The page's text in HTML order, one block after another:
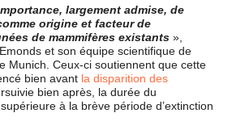
largement admise, de
origine et facteur de
de mammifères existants »,
et son équipe scientifique de
Munich. Ceux-ci soutiennent que cette
bien avant la disparition des
bien après, la durée du
à la brève période d’extinction